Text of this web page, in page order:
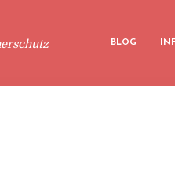
BLOG